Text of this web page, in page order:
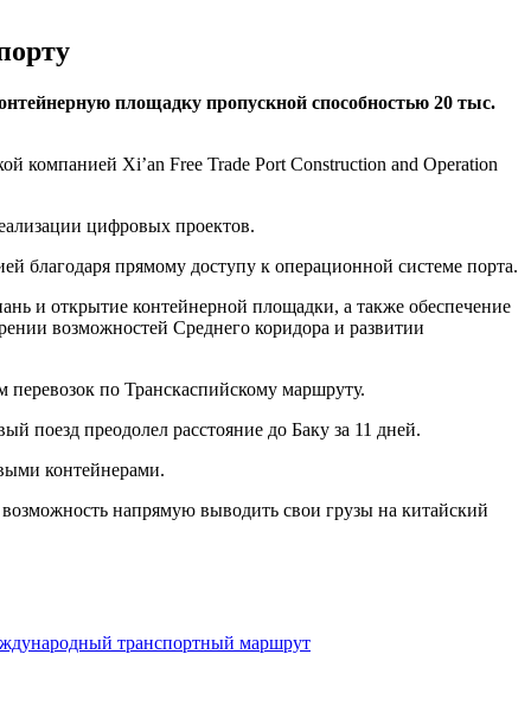
площадку пропускной способностью 20 тыс.
Xi’an Free Trade Port Construction and Operation
цифровых проектов.
благодаря прямому доступу к операционной системе порта.
и открытие контейнерной площадки, а также обеспечение
возможностей Среднего коридора и развитии
по Транскаспийскому маршруту.
поезд преодолел расстояние до Баку за 11 дней.
контейнерами.
напрямую выводить свои грузы на китайский
транспортный маршрут